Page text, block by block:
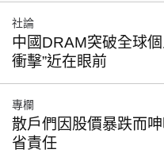
社論
中國DRAM突破全球
衝擊”近在眼前
專欄
散戶們因股價暴跌而
省責任